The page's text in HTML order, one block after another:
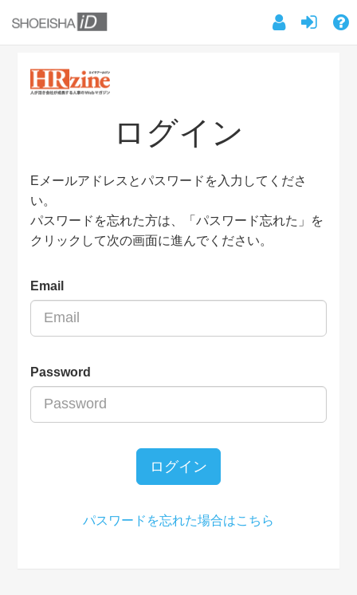
ログイン
Eメールアドレスとパスワードを入力してくださ
い。
パスワードを忘れた方は、「パスワード忘れた」を
クリックして次の画面に進んでください。
Email
Password
ログイン
パスワードを忘れた場合はこちら